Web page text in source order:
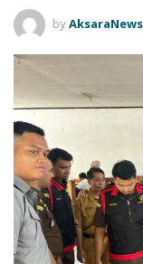
byAksaraNews